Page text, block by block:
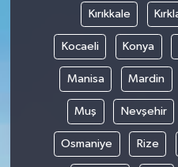
Kırıkkale
Kocaeli Konya
Manisa Mardin
Muş Nevşehir
Osmaniye Rize